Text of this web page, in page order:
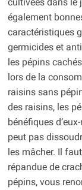
également
caractéristiques
germicides et
les pépins
lors de la
raisins sans
des raisins, les
bénéfiques
peut pas
les mâcher. Il
répandue de
pépins, vous